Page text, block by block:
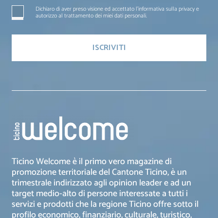
Dichiaro di aver preso visione ed accettato l'informativa sulla privacy e
autorizzo al trattamento dei miei dati personali.
Ticino Welcome è il primo vero magazine di
promozione territoriale del Cantone Ticino, è un
trimestrale indirizzato agli opinion leader e ad un
target medio-alto di persone interessate a tutti i
servizi e prodotti che la regione Ticino offre sotto il
profilo economico, finanziario, culturale, turistico,